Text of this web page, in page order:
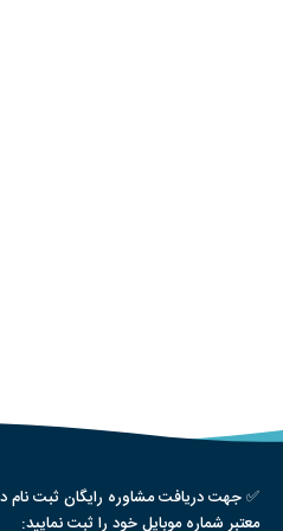
✅ جهت دریافت مشاوره رایگان ثبت نام
معتبر شماره موبایل خود را ثبت نمایید: